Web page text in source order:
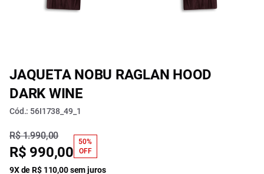
JAQUETA NOBU RAGLAN HOOD
DARK WINE
Cód.: 56I1738_49_1
R$ 1.990,00
R$ 990,00
50%
OFF
9X de R$ 110,00 sem juros